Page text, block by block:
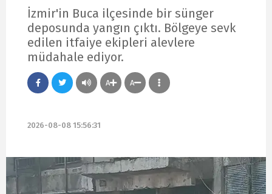
İzmir'in Buca ilçesinde bir sünger
deposunda yangın çıktı. Bölgeye sevk
edilen itfaiye ekipleri alevlere
müdahale ediyor.
A A
2026-08-08 15:56:31